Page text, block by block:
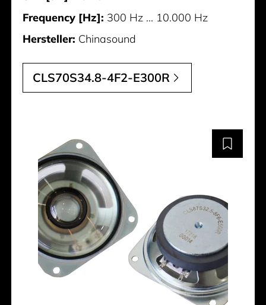
Frequency [Hz]: 300 Hz ... 10.000 Hz
Hersteller: Chinasound
CLS70S34.8-4F2-E300R